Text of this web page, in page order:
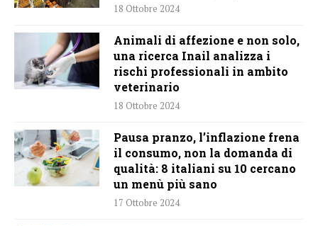
18 Ottobre 2024
Animali di affezione e non solo,
una ricerca Inail analizza i
rischi professionali in ambito
veterinario
18 Ottobre 2024
Pausa pranzo, l’inflazione frena
il consumo, non la domanda di
qualità: 8 italiani su 10 cercano
un menù più sano
17 Ottobre 2024